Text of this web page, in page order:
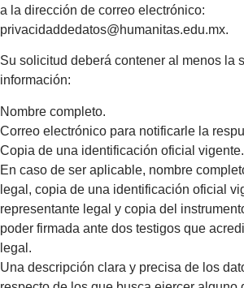
a la dirección de correo electrónico:
privacidaddedatos@humanitas.edu.mx.
Su solicitud deberá contener al menos la
información:
Nombre completo.
Correo electrónico para notificarle la
Copia de una identificación oficial vigente.
En caso de ser aplicable, nombre
legal, copia de una identificación oficial
representante legal y copia del
poder firmada ante dos testigos que
legal.
Una descripción clara y precisa de los